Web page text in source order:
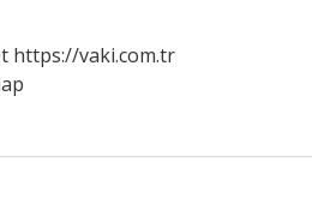
https://vaki.com.tr